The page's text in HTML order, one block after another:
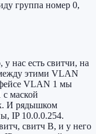
группа номер 0,
нас есть свитчи, на
этими VLAN
VLAN 1 мы
с маской
И рядышком
IP 10.0.0.254.
свитч B, и у него